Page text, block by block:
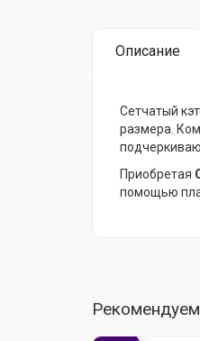
Описание
Сетчатый
размера.
Приобретая
помощью